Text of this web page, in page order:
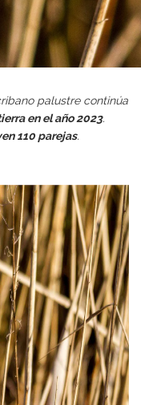
palustre continúa
en el año 2023.
110 parejas.